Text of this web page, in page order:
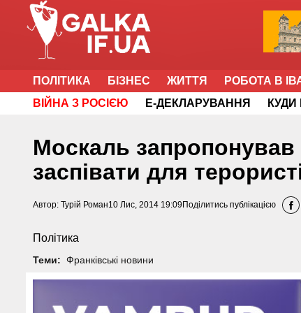
ПОЛІТИКА БІЗНЕС ЖИТТЯ РОБОТА В
ВІЙНА З РОСІЄЮ
Е-ДЕКЛАРУВАННЯ КУДИ
Москаль запропонував
заспівати для
Автор: Турій Роман10 Лис, 2014 19:09 Поділитись публікацією
Політика
Теми: Франківські новини